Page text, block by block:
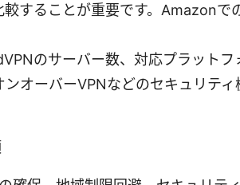
することが重要です。Amazonで
のサーバー数、対応プラットフ
オーバーVPNなどのセキュリテ